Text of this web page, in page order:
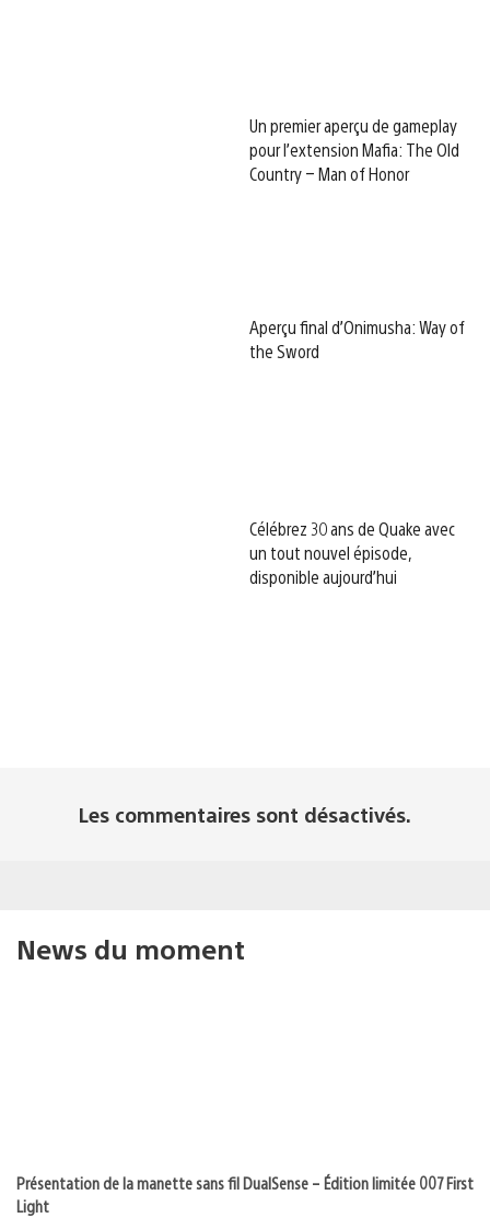
Un premier aperçu de gameplay
pour l’extension Mafia: The Old
Country – Man of Honor
Aperçu final d’Onimusha: Way of
the Sword
Célébrez 30 ans de Quake avec
un tout nouvel épisode,
disponible aujourd’hui
Les commentaires sont désactivés.
News du moment
Présentation de la manette sans fil DualSense – Édition limitée 007 First
Light